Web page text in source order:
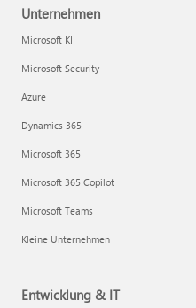
Unternehmen
Microsoft KI
Microsoft Security
Azure
Dynamics 365
Microsoft 365
Microsoft 365 Copilot
Microsoft Teams
Kleine Unternehmen
Entwicklung & IT